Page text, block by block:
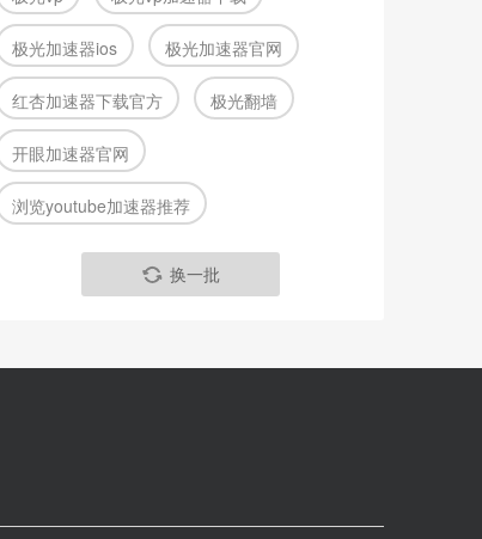
极光加速器ios 极光加速器官网
红杏加速器下载官方 极光翻墙
开眼加速器官网
浏览youtube加速器推荐
换一批